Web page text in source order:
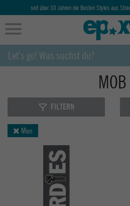
seit über 30 Jahren die Besten Styles aus
MOB
FILTERN
Men